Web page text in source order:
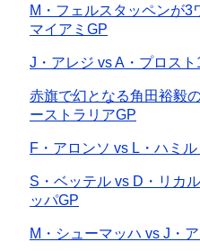
M・フェルスタッペンが
マイアミGP
J・アレジ vs A・プロス
赤旗で幻となる角田裕毅
ーストラリアGP
F・アロンソ vs L・ハミ
S・ベッテル vs D・リカ
ッパGP
M・シューマッハ vs J・